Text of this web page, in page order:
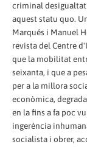
criminal
aquest statu quo.
Marqués i Manuel
revista del Centre
que la mobilitat
seixanta, i que a
per a la millora
econòmica,
en la fins a fa poc
ingerència
socialista i obrer,